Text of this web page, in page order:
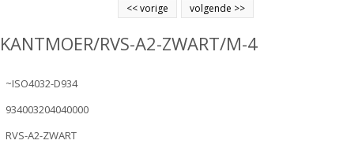
volgende >>
<<vorige
RVS-A2-ZWART/M-4
~ISO4032-D934
934003204040000
RVS-A2-ZWART